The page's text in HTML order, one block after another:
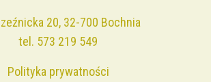
20, 32-700 Bochnia
tel. 573 219 549
Polityka prywatności